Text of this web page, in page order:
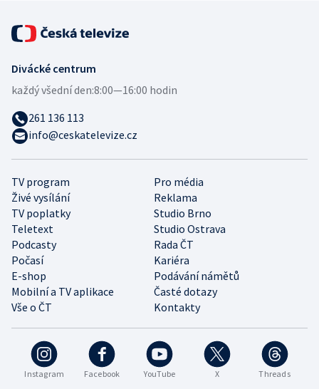
Instagram Facebook YouTube X Threads
TV program
Pro média
Živé vysílání
Reklama
TV poplatky
Studio Brno
Teletext
Studio Ostrava
Podcasty
Rada ČT
Počasí
Kariéra
E-shop
Podávání námětů
Mobilní a TV aplikace
Časté dotazy
Vše o ČT
Kontakty
Divácké centrum
každý všední den:8:00—16:00 hodin
261 136 113
info@ceskatelevize.cz